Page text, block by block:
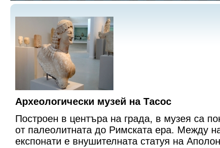
Археологически музей на Тасос
Построен в центъра на града, в музея са
от палеолитната до Римската ера. Между
експонати е внушителната статуя на